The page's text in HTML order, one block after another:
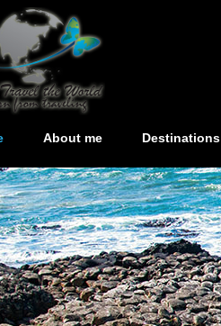
About me Destinations